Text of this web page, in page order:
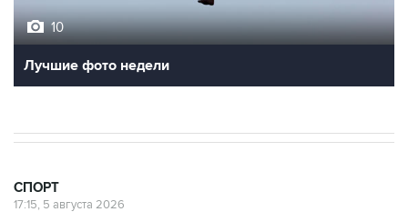
10
Лучшие фото недели
СПОРТ
17:15, 5 августа 2026